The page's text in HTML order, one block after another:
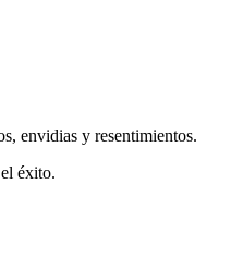
envidias y resentimientos.
éxito.